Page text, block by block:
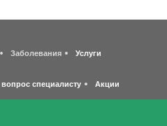
Заболевания
Услуги
специалисту Акции